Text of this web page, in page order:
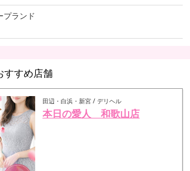
プランド
すすめ店舗
田辺・白浜・新宮 / デリヘル
本日の愛人 和歌山店